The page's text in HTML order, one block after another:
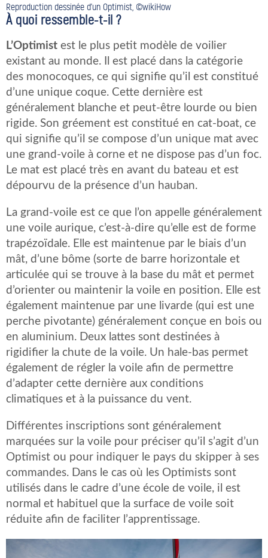
Reproduction dessinée d’un Optimist, ©wikiHow
À quoi ressemble-t-il ?
L’Optimist est le plus petit modèle de voilier
existant au monde. Il est placé dans la catégorie
des monocoques, ce qui signifie qu’il est constitué
d’une unique coque. Cette dernière est
généralement blanche et peut-être lourde ou bien
rigide. Son gréement est constitué en cat-boat, ce
qui signifie qu’il se compose d’un unique mat avec
une grand-voile à corne et ne dispose pas d’un foc.
Le mat est placé très en avant du bateau et est
dépourvu de la présence d’un hauban.
La grand-voile est ce que l’on appelle généralement
une voile aurique, c’est-à-dire qu’elle est de forme
trapézoïdale. Elle est maintenue par le biais d’un
mât, d’une bôme (sorte de barre horizontale et
articulée qui se trouve à la base du mât et permet
d’orienter ou maintenir la voile en position. Elle est
également maintenue par une livarde (qui est une
perche pivotante) généralement conçue en bois ou
en aluminium. Deux lattes sont destinées à
rigidifier la chute de la voile. Un hale-bas permet
également de régler la voile afin de permettre
d’adapter cette dernière aux conditions
climatiques et à la puissance du vent.
Différentes inscriptions sont généralement
marquées sur la voile pour préciser qu’il s’agit d’un
Optimist ou pour indiquer le pays du skipper à ses
commandes. Dans le cas où les Optimists sont
utilisés dans le cadre d’une école de voile, il est
normal et habituel que la surface de voile soit
réduite afin de faciliter l’apprentissage.